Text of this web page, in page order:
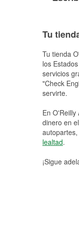
Tu
Tu tienda
los
servicios
"Check
servirte.
En
dinero en
lealtad.
¡Sigue